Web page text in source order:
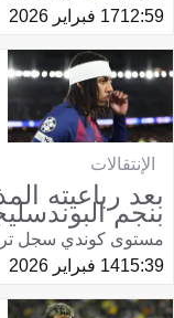
12:5917 فبراير 2026
الإنتقالات
بعد رباعيته
بنجم
مستوى كوندي سجل
15:3914 فبراير 2026